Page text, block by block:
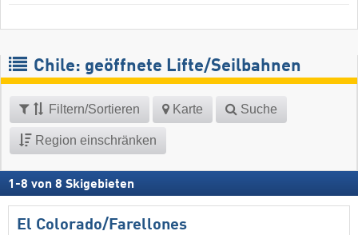
Chile: geöffnete Lifte/Seilbahnen
Filtern/Sortieren Karte Suche
Region einschränken
1 -8 von 8 Skigebieten
El Colorado/​Farellones